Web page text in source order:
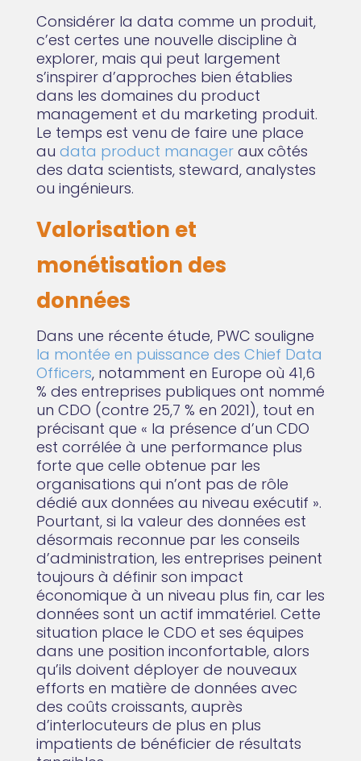
Considérer la data comme un produit,
c’est certes une nouvelle discipline à
explorer, mais qui peut largement
s’inspirer d’approches bien établies
dans les domaines du product
management et du marketing produit.
Le temps est venu de faire une place
au data product manageraux côtés
des data scientists, steward, analystes
ou ingénieurs.
Valorisation et
monétisation des
données
Dans une récente étude, PWC souligne
la montée en puissance des Chief Data
Officers, notamment en Europe où 41,6
% des entreprises publiques ont nommé
un CDO (contre 25,7 % en 2021), tout en
précisant que « la présence d’un CDO
est corrélée à une performance plus
forte que celle obtenue par les
organisations qui n’ont pas de rôle
dédié aux données au niveau exécutif ».
Pourtant, si la valeur des données est
désormais reconnue par les conseils
d’administration, les entreprises peinent
toujours à définir son impact
économique à un niveau plus fin, car les
données sont un actif immatériel. Cette
situation place le CDO et ses équipes
dans une position inconfortable, alors
qu’ils doivent déployer de nouveaux
efforts en matière de données avec
des coûts croissants, auprès
d’interlocuteurs de plus en plus
impatients de bénéficier de résultats